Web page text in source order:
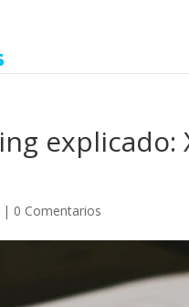
explicado:
| 0 Comentarios